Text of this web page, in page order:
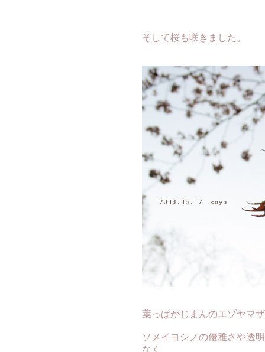
そして桜も咲きました。
葉っぱがじまんのエゾヤマ
ソメイヨシノの優雅さや透
なく、